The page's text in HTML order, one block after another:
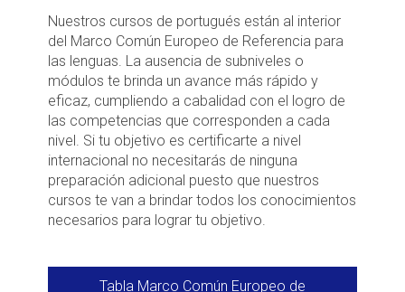
Nuestros cursos de portugués están al interior
del Marco Común Europeo de Referencia para
las lenguas. La ausencia de subniveles o
módulos te brinda un avance más rápido y
eficaz, cumpliendo a cabalidad con el logro de
las competencias que corresponden a cada
nivel. Si tu objetivo es certificarte a nivel
internacional no necesitarás de ninguna
preparación adicional puesto que nuestros
cursos te van a brindar todos los conocimientos
necesarios para lograr tu objetivo.
Tabla Marco Común Europeo de